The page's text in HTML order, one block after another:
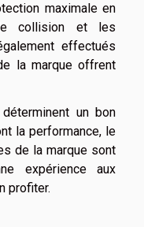
maximale en
collision et les
effectués
la marque offrent
un bon
la performance, le
de la marque sont
expérience aux
profiter.